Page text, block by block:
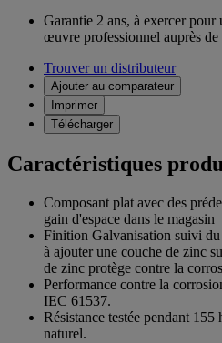
Garantie 2 ans, à exercer pour
œuvre professionnel auprès
Trouver un distributeur
Ajouter au comparateur
Imprimer
Télécharger
Caractéristiques
Composant plat avec des
gain d'espace dans le magasin
Finition Galvanisation suivi
à ajouter une couche de zinc
de zinc protège contre la
Performance contre la
IEC 61537.
Résistance testée pendant 155
naturel.